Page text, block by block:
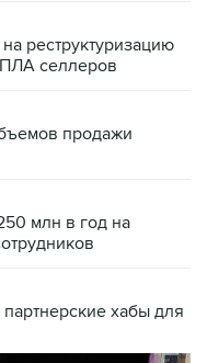
реструктуризацию
селлеров
продажи
млн в год на
хабы для